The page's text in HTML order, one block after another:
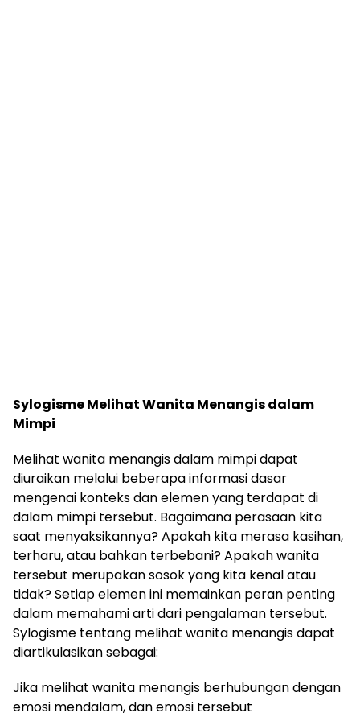
Sylogisme Melihat Wanita Menangis dalam
Mimpi
Melihat wanita menangis dalam mimpi dapat
diuraikan melalui beberapa informasi dasar
mengenai konteks dan elemen yang terdapat di
dalam mimpi tersebut. Bagaimana perasaan kita
saat menyaksikannya? Apakah kita merasa kasihan,
terharu, atau bahkan terbebani? Apakah wanita
tersebut merupakan sosok yang kita kenal atau
tidak? Setiap elemen ini memainkan peran penting
dalam memahami arti dari pengalaman tersebut.
Sylogisme tentang melihat wanita menangis dapat
diartikulasikan sebagai:
Jika melihat wanita menangis berhubungan dengan
emosi mendalam, dan emosi tersebut